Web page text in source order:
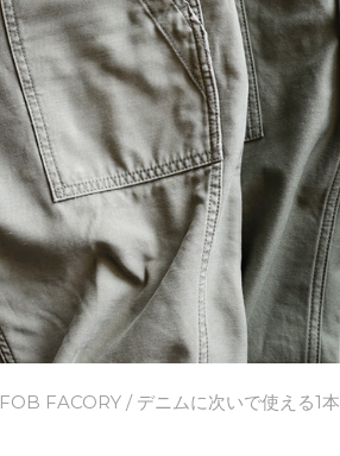
FOB FACORY / デニムに次いで使える1本